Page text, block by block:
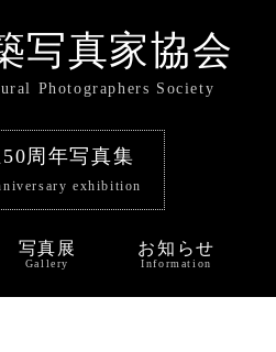
写真家協会
Photographers Society
周年写真集
exhibition
写真展
Gallery
お知らせ
Information